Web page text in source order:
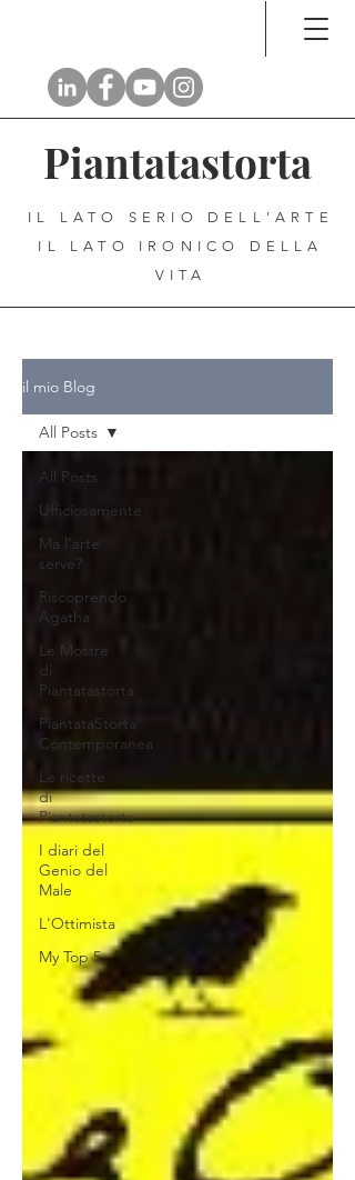
Piantatastorta
IL LATO SERIO DELL'ARTE
IL LATO IRONICO DELLA
VITA
il mio Blog
All Posts
Ufficiosamente
Ma l'arte
serve?
Riscoprendo
Agatha
Le Mostre
di
Piantatastorta
PiantataStorta
Contemporanea
Le ricette
di
Piantatastorta
I diari del
Genio del
Male
L'Ottimista
My Top 5
All Posts